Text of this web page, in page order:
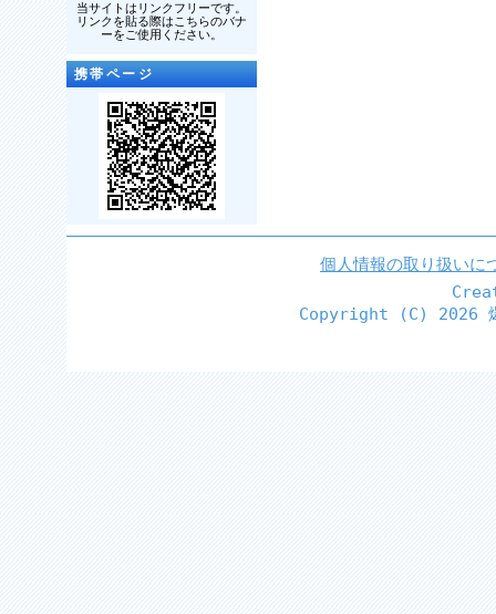
当サイトはリンクフリーです。
リンクを貼る際はこちらのバナ
ーをご使用ください。
携帯ページ
個人情報の取り扱いに
Copyright (C) 2026